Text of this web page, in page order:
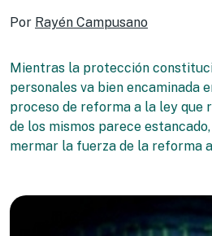
Por Rayén Campusano
Mientras la protección
personales va bien encaminada
proceso de reforma a la ley
de los mismos parece
mermar la fuerza de la reforma